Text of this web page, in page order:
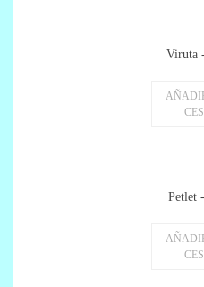
Viruta
Petlet